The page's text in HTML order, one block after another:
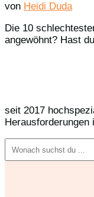
von Heidi Duda
Die 10
angewöhnt? Hast
seit 2017
nach: